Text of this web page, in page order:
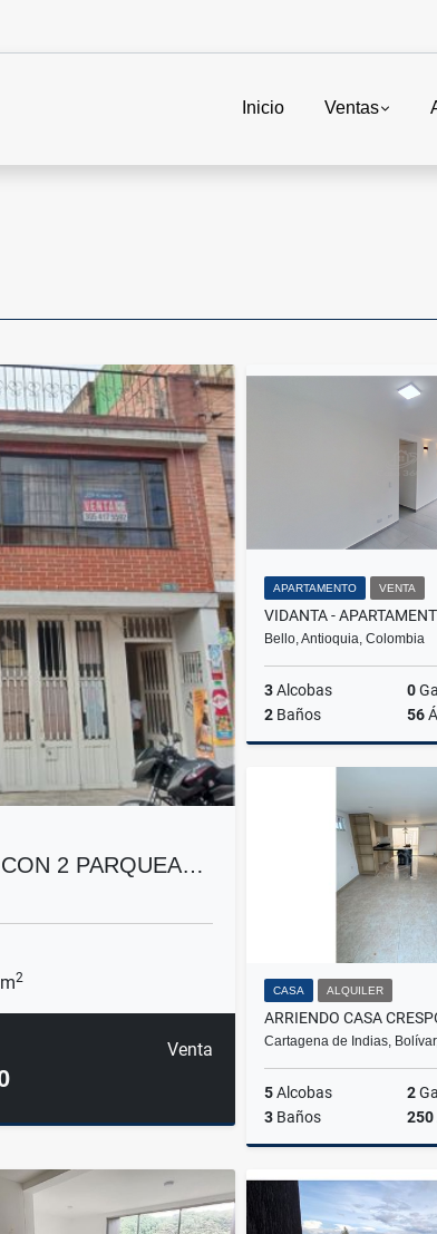
Inicio Ventas
2 PARQUEA…
2
Venta
APARTAMENTO VENTA
Bello, Antioquia, Colombia
3Alcobas 0
2 Baños 56
CASA ALQUILER
ARRIENDO CASA
Cartagena de Indias,
5Alcobas 2
3 Baños 250